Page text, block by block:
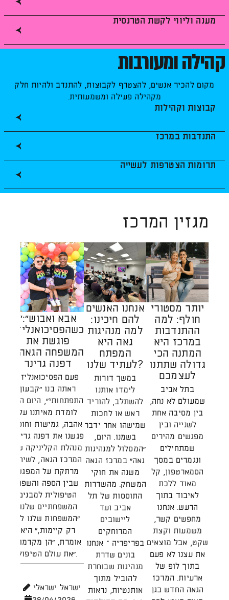
מענה וליווי לקשת הטרנסית
קהילה ומעורבות
מקום להכיר אנשים, להצטרף לקבוצות, להתנדב ולהיות חלק
מקהילה פעילה ומשמעותית.
קבוצות וקהילות
התנדבות במרכז
תרומות הצטרפות לעשייה
מגזין המרכז
יותר מסטורי
חולף: למה
ההתנדבות
במרכז היא
המתנה הכי
גדולה שתתנו
לעצמכם
בתל אביב
שמעולם לא נחה,
בין מסיבה אחת
לשנייה ובין
מפגשים מהירים
שמתחילים
ונגמרים במסך
הסמארטפון, קל
מאוד ללכת
לאיבוד בתוך
הרעש. אנחנו
מחפשים קשר,
משמעות וקצת
שקט, אבל מוצאים
את עצנו לא פעם
בתוך לופ של
ארעיות. המרכז
הגאה החדש בגן
אנחנו האנשים
להם חיכינו:
למה מנהיגות
גאה היא
המפתח
לעתיד שלנו?
במשך דורות
לימדו אותנו
להשתלב, להוריד
ראש או לחכות
שמישהו אחר ידבר
בשמנו. היום,
"המסלול למנהיגות
גאה" במרכז הגאה
משנה את חוקי
המשחק. מהשדרות
התוססות של תל
אביב ועד
ליישובים
המרוחקים
בפריפריה – אנחנו
בונים שדרת
מנהיגות שבוחרת
להוביל מתוך
אותנטיות, נראות
"אבא ואבוש":
כשהפסיכואנליזה
פוגשת את
המשפחה הגאה /
דפנה גרינר
פעם הפסיכואנליזה
ראתה בנו "קבעון
התפתחותי", היום היא
לומדת מאיתנו על
אהבה, גמישות וחוסן.
פגשנו את דפנה גרינר,
מנהלת הקליניקה של
המרכז הגאה, לשיחה
מרתקת על המפגש
שבין הספה והשפה
הטיפולית למבנים
המשפחתיים שלנו.
"המשפחות שלנו לא
רק קיימות," היא
אומרת, "הן מקדמות
את עולם הטיפול".
ישראל ישראלי